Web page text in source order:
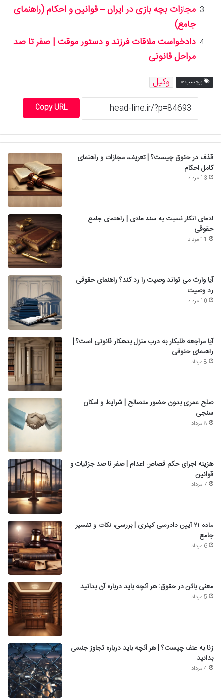
مجازات بچه بازی در ایران – قوانین و احکام (راهنمای
جامع)
دادخواست ملاقات فرزند و دستور موقت | صفر تا صد
مراحل قانونی
برچسب ها وکیل
Copy URL
قذف در حقوق چیست؟ | تعریف، مجازات و راهنمای
کامل احکام
13 مرداد
ادعای انکار نسبت به سند عادی | راهنمای جامع
حقوقی
11 مرداد
آیا وارث می تواند وصیت را رد کند؟ راهنمای حقوقی
رد وصیت
10 مرداد
آیا مراجعه طلبکار به درب منزل بدهکار قانونی است؟ |
راهنمای حقوقی
8 مرداد
صلح عمری بدون حضور متصالح | شرایط و امکان
سنجی
8 مرداد
هزینه اجرای حکم قصاص اعدام | صفر تا صد جزئیات و
قوانین
7 مرداد
ماده ۲۱ آیین دادرسی کیفری | بررسی، نکات و تفسیر
جامع
6 مرداد
معنی بائن در حقوق: هر آنچه باید درباره آن بدانید
5 مرداد
زنا به عنف چیست؟ | هر آنچه باید درباره تجاوز جنسی
بدانید
4 مرداد